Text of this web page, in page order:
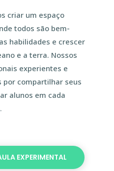
criar um espaço
todos são bem-
habilidades e crescer
e a terra. Nossos
experientes e
por compartilhar seus
alunos em cada
EXPERIMENTAL